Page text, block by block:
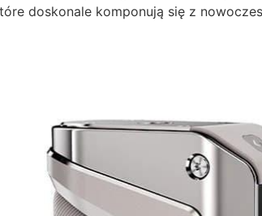
doskonale komponują się z